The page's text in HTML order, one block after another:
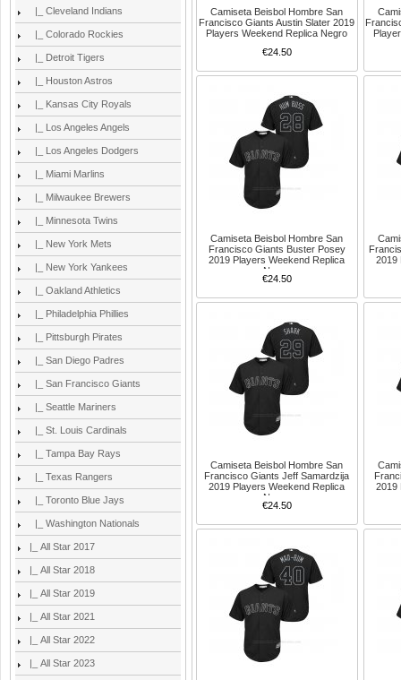
|_ Cleveland Indians
|_ Colorado Rockies
|_ Detroit Tigers
|_ Houston Astros
|_ Kansas City Royals
|_ Los Angeles Angels
|_ Los Angeles Dodgers
|_ Miami Marlins
|_ Milwaukee Brewers
|_ Minnesota Twins
|_ New York Mets
|_ New York Yankees
|_ Oakland Athletics
|_ Philadelphia Phillies
|_ Pittsburgh Pirates
|_ San Diego Padres
|_ San Francisco Giants
|_ Seattle Mariners
|_ St. Louis Cardinals
|_ Tampa Bay Rays
|_ Texas Rangers
|_ Toronto Blue Jays
|_ Washington Nationals
|_ All Star 2017
|_ All Star 2018
|_ All Star 2019
|_ All Star 2021
|_ All Star 2022
|_ All Star 2023
Camiseta Beisbol Hombre San
Francisco Giants Austin Slater 2019
Players Weekend Replica Negro
€24.50
Camiseta Beisbol Hombre San
Francisco Giants Buster Posey
2019 Players Weekend Replica
Negro
€24.50
2019
Camiseta Beisbol Hombre San
Francisco Giants Jeff Samardzija
2019 Players Weekend Replica
Negro
€24.50
2019